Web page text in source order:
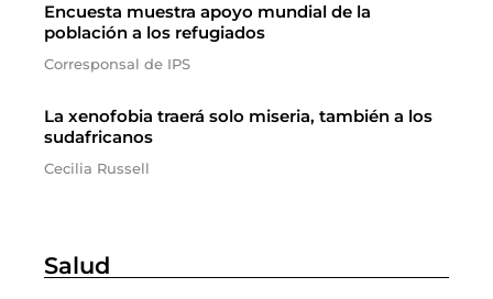
Encuesta muestra apoyo mundial de la
población a los refugiados
Corresponsal de IPS
La xenofobia traerá solo miseria, también a los
sudafricanos
Cecilia Russell
Salud